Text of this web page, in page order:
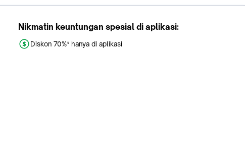
Nikmatin keuntungan spesial di aplikasi:
Diskon 70%* hanya di aplikasi